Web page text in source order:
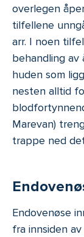
overlegen
tilfellene
arr. I noen
behandling
huden som
nesten alltid
Marevan)
trappe ned
Endovenøse
fra innsiden